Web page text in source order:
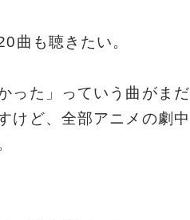
曲も聴きたい。
った」っていう曲がまだ
けど、全部アニメの劇中